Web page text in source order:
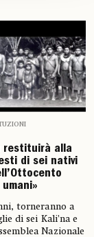
restituirà alla
di sei nativi
torneranno a
di sei Kali’na e
Nazionale